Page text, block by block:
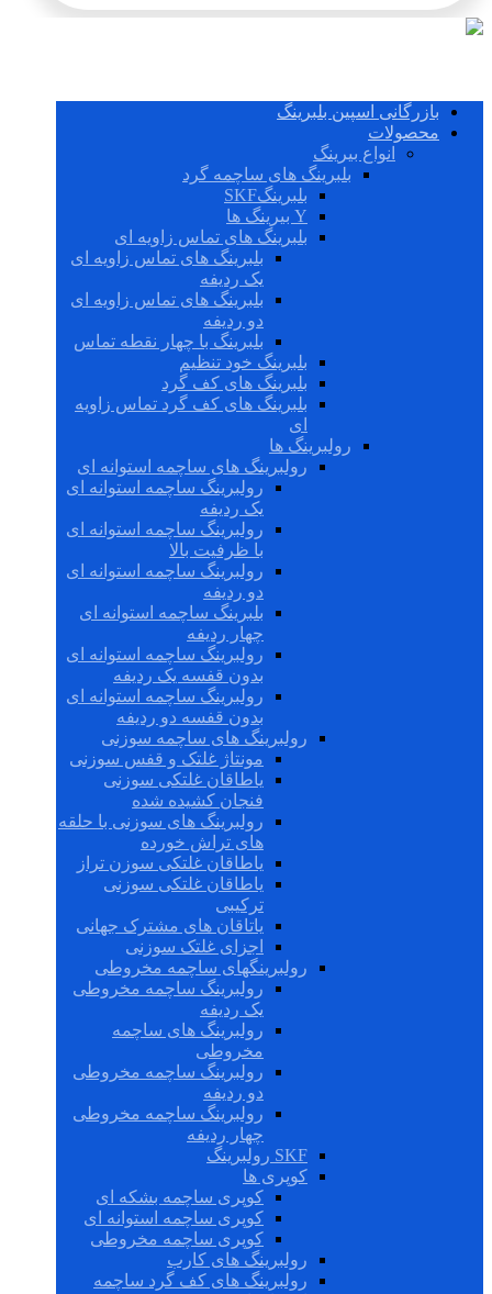
بازرگانی اسپین بلبرینگ
محصولات
انواع بیرینگ
بلبرینگ های ساچمه گرد
بلبرینگSKF
Y بیرینگ ها
بلبرینگ های تماس زاویه ای
بلبرینگ های تماس زاویه ای
یک ردیفه
بلبرینگ های تماس زاویه ای
دو ردیفه
بلبرینگ با چهار نقطه تماس
بلبرینگ خود تنظیم
بلبرینگ های کف گرد
بلبرینگ های کف گرد تماس زاویه
ای
رولبرینگ ها
رولبرینگ های ساچمه استوانه ای
رولبرینگ ساچمه استوانه ای
یک ردیفه
رولبرینگ ساچمه استوانه ای
با ظرفیت بالا
رولبرینگ ساچمه استوانه ای
دو ردیفه
بلبرینگ ساچمه استوانه ای
چهار ردیفه
رولبرینگ ساچمه استوانه ای
بدون قفسه یک ردیفه
رولبرینگ ساچمه استوانه ای
بدون قفسه دو ردیفه
رولبرینگ های ساچمه سوزنی
مونتاژ غلتک و قفس سوزنی
یاطاقان غلتکی سوزنی
فنجان کشیده شده
رولبرینگ های سوزنی با حلقه
های تراش خورده
یاطاقان غلتکی سوزن تراز
یاطاقان غلتکی سوزنی
ترکیبی
یاتاقان های مشترک جهانی
اجزای غلتک سوزنی
رولبرینگهای ساچمه مخروطی
رولبرینگ ساچمه مخروطی
یک ردیفه
رولبرینگ های ساچمه
مخروطی
رولبرینگ ساچمه مخروطی
دو ردیفه
رولبرینگ ساچمه مخروطی
چهار ردیفه
SKF رولبرینگ
کوپری ها
کوپری ساچمه بشکه ای
کوپری ساچمه استوانه ای
کوپری ساچمه مخروطی
رولبرینگ های کارب
رولبرینگ های کف گرد ساچمه